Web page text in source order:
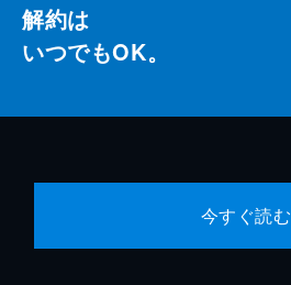
解約は
いつでもOK。
今すぐ読む